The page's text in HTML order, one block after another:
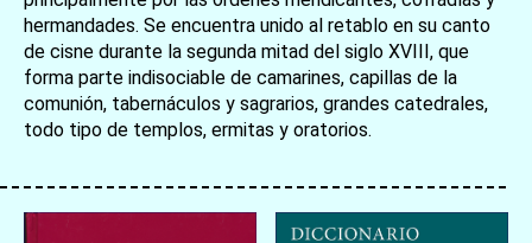
hermandades. Se encuentra unido al retablo en su canto
de cisne durante la segunda mitad del siglo XVIII, que
forma parte indisociable de camarines, capillas de la
comunión, tabernáculos y sagrarios, grandes catedrales,
todo tipo de templos, ermitas y oratorios.